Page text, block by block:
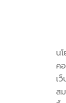
น
ค
เ
ส